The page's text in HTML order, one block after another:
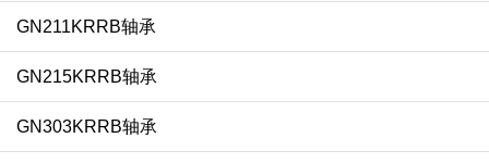
GN211KRRB轴承
GN215KRRB轴承
GN303KRRB轴承